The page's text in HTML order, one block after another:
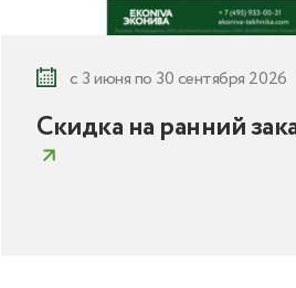
с 3 июня по 30 сентября 2026
Скидка на ранний